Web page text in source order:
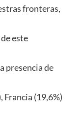
fronteras,
este
presencia de
Francia (19,6%)